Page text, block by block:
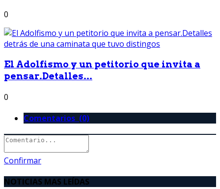
0
El Adolfismo y un petitorio que invita a
pensar.Detalles...
0
Comentarios (0)
Confirmar
NOTICIAS MAS LEÍDAS